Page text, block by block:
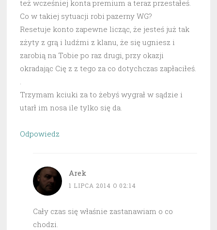
też wcześniej konta premium a teraz przestałeś.
Co w takiej sytuacji robi pazerny WG?
Resetuje konto zapewne licząc, że jesteś już tak
zżyty z grą i ludźmi z klanu, że się ugniesz i
zarobią na Tobie po raz drugi, przy okazji
okradając Cię z z tego za co dotychczas zapłaciłeś.
.
Trzymam kciuki za to żebyś wygrał w sądzie i
utarł im nosa ile tylko się da.
Odpowiedz
Arek
1 LIPCA 2014 O 02:14
Cały czas się właśnie zastanawiam o co
chodzi.